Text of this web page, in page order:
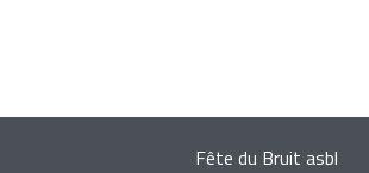
Fête du Bruit asbl